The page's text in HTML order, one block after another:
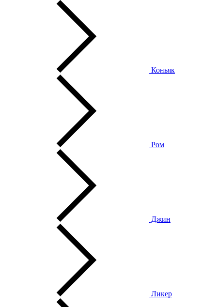
Коньяк
Ром
Джин
Ликер